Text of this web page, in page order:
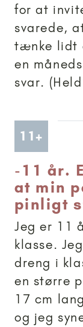
for at
svarede,
tænke lidt
en
svar.
11+
- 11 år.
at min
pinligt
Jeg er 11
klasse.
dreng i
en større
17 cm
og jeg